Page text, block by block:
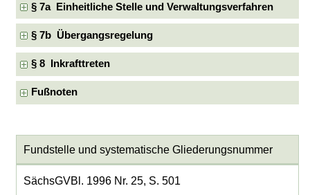
§ 7a Einheitliche Stelle und Verwaltungsverfahren
§ 7b Übergangsregelung
§ 8 Inkrafttreten
Fußnoten
Fundstelle und systematische Gliederungsnummer
SächsGVBl. 1996 Nr. 25, S. 501